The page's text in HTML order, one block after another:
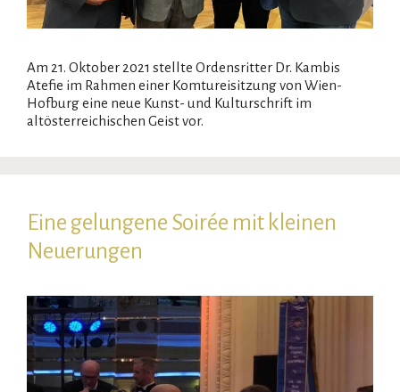
Am 21. Oktober 2021 stellte Ordensritter Dr. Kambis
Atefie im Rahmen einer Komtureisitzung von Wien-
Hofburg eine neue Kunst- und Kulturschrift im
altösterreichischen Geist vor.
Eine gelungene Soirée mit kleinen
Neuerungen